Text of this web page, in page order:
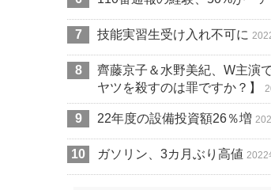
技能実習生受け入れ不可に
齊藤京子＆水野美紀、W主演
ヤツを殺すのは罪ですか？】
22年度の設備投資額26％増
ガソリン、3カ月ぶり高値 2022